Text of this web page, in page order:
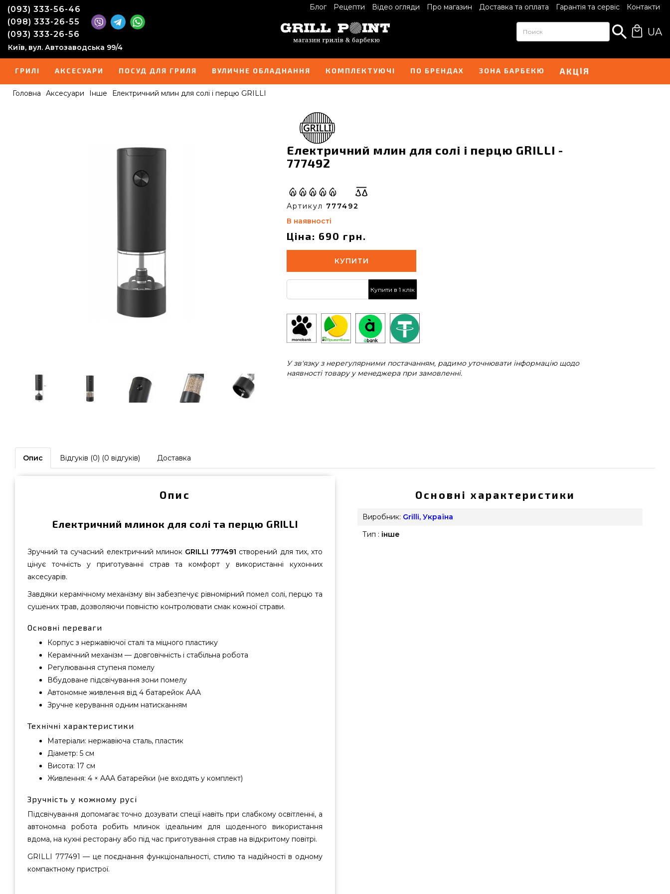
Блог Рецепти Відео огляди Про магазин Доставка та оплата Гарантія та сервіс Контакти
(093) 333-56-46
(098) 333-26-55
(093) 333-26-56
Київ, вул. Автозаводська 99/4
UA
ГРИЛІ АКСЕСУАРИ ПОСУД ДЛЯ ГРИЛЯ ВУЛИЧНЕ ОБЛАДНАННЯ КОМПЛЕКТУЮЧІ ПО БРЕНДАХ ЗОНА БАРБЕКЮ АКЦІЯ
Головна Аксесуари Інше Електричний млин для солі і перцю GRILLI
Електричний млин для солі і перцю GRILLI -
777492
Артикул 777492
В наявності
Ціна: 690 грн.
КУПИТИ
Купити в 1 клік
У зв'язку з нерегулярними постачанням, радимо уточнювати інформацію щодо
наявності товару у менеджера при замовленні.
Опис Відгуків (0) (0 відгуків) Доставка
Опис
Електричний млинок для солі та перцю GRILLI
Зручний та сучасний електричний млинок GRILLI 777491 створений для тих, хто
цінує точність у приготуванні страв та комфорт у використанні кухонних
аксесуарів.
Завдяки керамічному механізму він забезпечує рівномірний помел солі, перцю та
сушених трав, дозволяючи повністю контролювати смак кожної страви.
Основні переваги
Корпус з нержавіючої сталі та міцного пластику
Керамічний механізм — довговічність і стабільна робота
Регулювання ступеня помелу
Вбудоване підсвічування зони помелу
Автономне живлення від 4 батарейок AAA
Зручне керування одним натисканням
Технічні характеристики
Матеріали: нержавіюча сталь, пластик
Діаметр: 5 см
Висота: 17 см
Живлення: 4 × AAA батарейки (не входять у комплект)
Зручність у кожному русі
Підсвічування допомагає точно дозувати спеції навіть при слабкому освітленні, а
автономна робота робить млинок ідеальним для щоденного використання
вдома, на кухні ресторану або під час приготування страв на відкритому повітрі.
GRILLI 777491 — це поєднання функціональності, стилю та надійності в одному
компактному пристрої.
Основні характеристики
Виробник: Grilli, Україна
Тип : інше